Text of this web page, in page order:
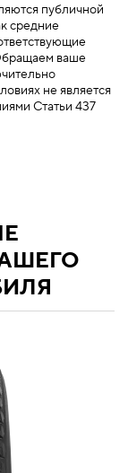
публичной
средние
ваше
не является
Статьи 437